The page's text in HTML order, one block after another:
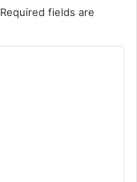
Required fields are